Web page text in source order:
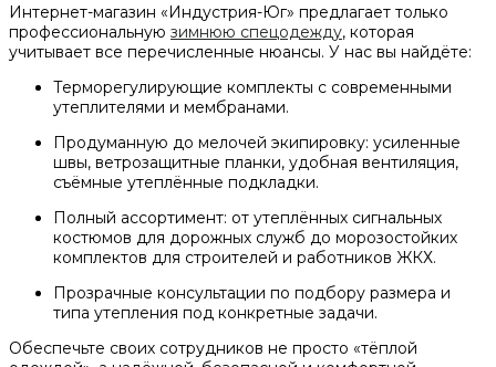
Интернет-магазин «Индустрия-Юг» предлагает только
профессиональную зимнюю спецодежду, которая
учитывает все перечисленные нюансы. У нас вы найдёте:
Терморегулирующие комплекты с современными
утеплителями и мембранами.
Продуманную до мелочей экипировку: усиленные
швы, ветрозащитные планки, удобная вентиляция,
съёмные утеплённые подкладки.
Полный ассортимент: от утеплённых сигнальных
костюмов для дорожных служб до морозостойких
комплектов для строителей и работников ЖКХ.
Прозрачные консультации по подбору размера и
типа утепления под конкретные задачи.
Обеспечьте своих сотрудников не просто «тёплой